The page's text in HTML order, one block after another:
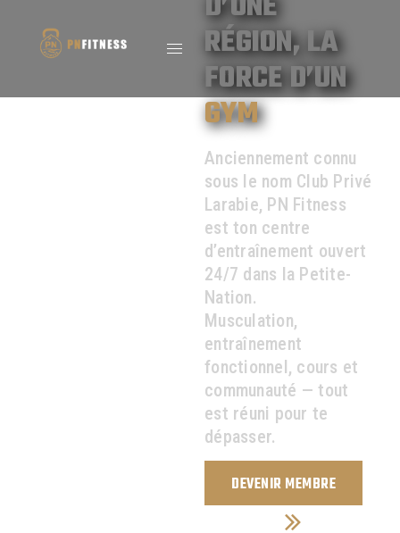
RÉGION, LA
FORCE D’UN
GYM
Anciennement connu
sous le nom Club Privé
Larabie, PN Fitness
est ton centre
d’entraînement ouvert
24/7 dans la Petite-
Nation.
Musculation,
entraînement
fonctionnel, cours et
communauté — tout
est réuni pour te
dépasser.
DEVENIR MEMBRE